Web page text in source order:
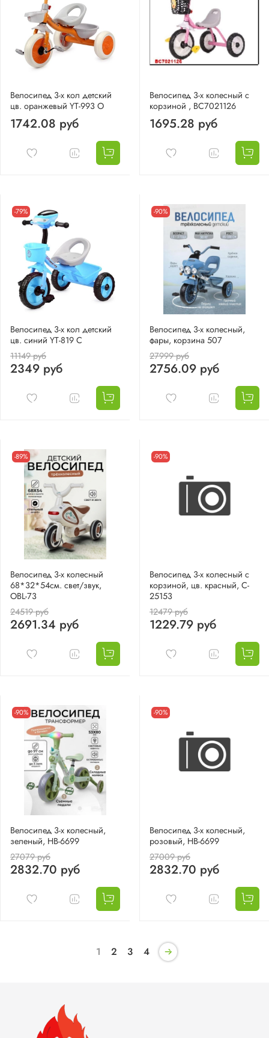
Велосипед 3-х кол детский
цв. оранжевый YT-993 О
1742.08 руб
Велосипед 3-х колесный с
корзиной , BC7021126
1695.28 руб
-79%
Велосипед 3-х кол детский
цв. синий YT-819 С
11149 руб
2349 руб
-90%
Велосипед 3-х колесный,
фары, корзина 507
27999 руб
2756.09 руб
-89%
Велосипед 3-х колесный
68*32*54см. свет/звук,
OBL-73
24519 руб
2691.34 руб
-90%
Велосипед 3-х колесный с
корзиной, цв. красный, C-
25153
12479 руб
1229.79 руб
-90%
Велосипед 3-х колесный,
зеленый, HB-6699
27079 руб
2832.70 руб
-90%
Велосипед 3-х колесный,
розовый, HB-6699
27009 руб
2832.70 руб
1 2 3 4